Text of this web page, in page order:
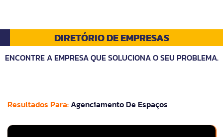
DIRETÓRIO DE EMPRESAS
ENCONTRE A EMPRESA QUE SOLUCIONA O SEU PROBLEMA.
Resultados Para:Agenciamento De Espaços